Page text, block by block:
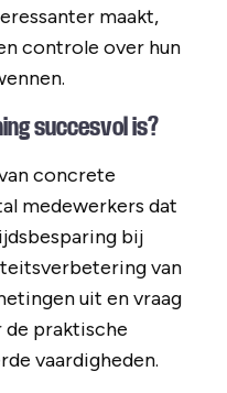
maakt,
controle over hun
succesvol is?
concrete
medewerkers dat
bij
van
uit en vraag
praktische
vaardigheden.